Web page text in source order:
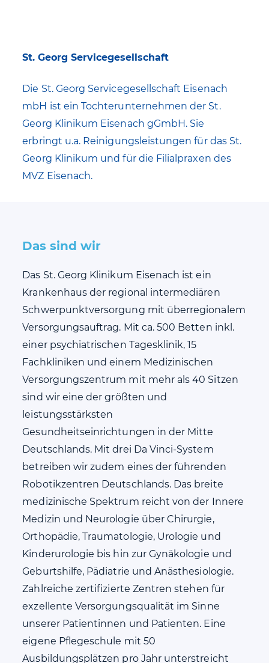
St. Georg Servicegesellschaft
Die St. Georg Servicegesellschaft Eisenach
mbH ist ein Tochterunternehmen der St.
Georg Klinikum Eisenach gGmbH. Sie
erbringt u.a. Reinigungsleistungen für das St.
Georg Klinikum und für die Filialpraxen des
MVZ Eisenach.
Das sind wir
Das St. Georg Klinikum Eisenach ist ein
Krankenhaus der regional intermediären
Schwerpunktversorgung mit überregionalem
Versorgungsauftrag. Mit ca. 500 Betten inkl.
einer psychiatrischen Tagesklinik, 15
Fachkliniken und einem Medizinischen
Versorgungszentrum mit mehr als 40 Sitzen
sind wir eine der größten und
leistungsstärksten
Gesundheitseinrichtungen in der Mitte
Deutschlands. Mit drei Da Vinci-System
betreiben wir zudem eines der führenden
Robotikzentren Deutschlands. Das breite
medizinische Spektrum reicht von der Innere
Medizin und Neurologie über Chirurgie,
Orthopädie, Traumatologie, Urologie und
Kinderurologie bis hin zur Gynäkologie und
Geburtshilfe, Pädiatrie und Anästhesiologie.
Zahlreiche zertifizierte Zentren stehen für
exzellente Versorgungsqualität im Sinne
unserer Patientinnen und Patienten. Eine
eigene Pflegeschule mit 50
Ausbildungsplätzen pro Jahr unterstreicht